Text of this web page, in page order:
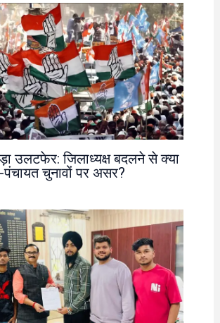
उलटफेर: जिलाध्यक्ष बदलने से क्या
पंचायत चुनावों पर असर?